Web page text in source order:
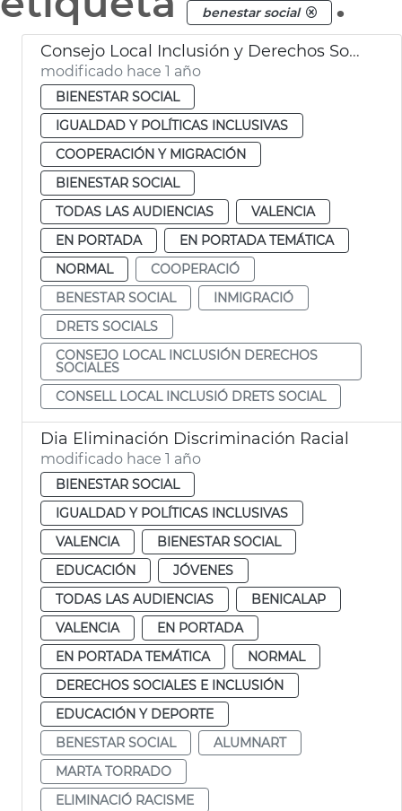
benestar social
Consejo Local Inclusión y Derechos Sociales València
modificado hace 1 año
BIENESTAR SOCIAL
IGUALDAD Y POLÍTICAS INCLUSIVAS
COOPERACIÓN Y MIGRACIÓN
BIENESTAR SOCIAL
TODAS LAS AUDIENCIAS
VALENCIA
EN PORTADA
EN PORTADA TEMÁTICA
NORMAL
COOPERACIÓ
BENESTAR SOCIAL
INMIGRACIÓ
DRETS SOCIALS
CONSEJO LOCAL INCLUSIÓN DERECHOS
SOCIALES
CONSELL LOCAL INCLUSIÓ DRETS SOCIAL
Dia Eliminación Discriminación Racial
modificado hace 1 año
BIENESTAR SOCIAL
IGUALDAD Y POLÍTICAS INCLUSIVAS
VALENCIA
BIENESTAR SOCIAL
EDUCACIÓN
JÓVENES
TODAS LAS AUDIENCIAS
BENICALAP
VALENCIA
EN PORTADA
EN PORTADA TEMÁTICA
NORMAL
DERECHOS SOCIALES E INCLUSIÓN
EDUCACIÓN Y DEPORTE
BENESTAR SOCIAL
ALUMNART
MARTA TORRADO
ELIMINACIÓ RACISME